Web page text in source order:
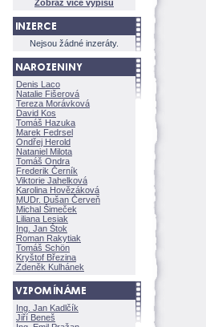
Zobraz více výpisů
Nejsou žádné inzeráty.
Denis Laco
Natalie Fišerov
Tereza Morávkov
David Kos
Tomáš Hazuka
Marek Fedrsel
Ondřej Herold
Nataniel Milota
Tomáš Ondra
Frederik Černík
Viktorie Jahelkov
Karolina Hovězákov
MUDr. Dušan Červeň
Michal Šimeček
Liliana Lesiak
Ing. Jan Štok
Roman Rakytiak
Tomáš Schön
Kryštof Březina
Zdeněk Kulhánek
Ing. Jan Kadlčík
Jiří Bene